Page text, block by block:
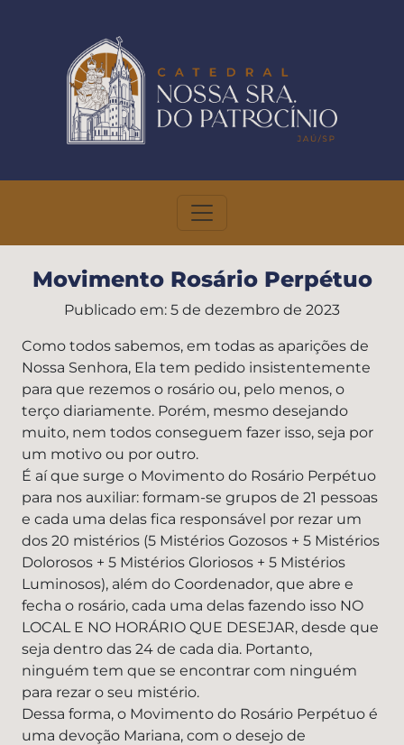
Toggle navigation
Movimento Rosário Perpétuo
Publicado em: 5 de dezembro de 2023
Como todos sabemos, em todas as aparições de
Nossa Senhora, Ela tem pedido insistentemente
para que rezemos o rosário ou, pelo menos, o
terço diariamente. Porém, mesmo desejando
muito, nem todos conseguem fazer isso, seja por
um motivo ou por outro.
É aí que surge o Movimento do Rosário Perpétuo
para nos auxiliar: formam-se grupos de 21 pessoas
e cada uma delas fica responsável por rezar um
dos 20 mistérios (5 Mistérios Gozosos + 5 Mistérios
Dolorosos + 5 Mistérios Gloriosos + 5 Mistérios
Luminosos), além do Coordenador, que abre e
fecha o rosário, cada uma delas fazendo isso NO
LOCAL E NO HORÁRIO QUE DESEJAR, desde que
seja dentro das 24 de cada dia. Portanto,
ninguém tem que se encontrar com ninguém
para rezar o seu mistério.
Dessa forma, o Movimento do Rosário Perpétuo é
uma devoção Mariana, com o desejo de